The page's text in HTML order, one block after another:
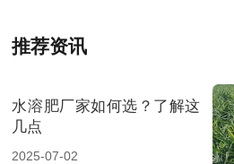
推荐资讯
水溶肥厂家如何选？了解这
几点
2025-07-02